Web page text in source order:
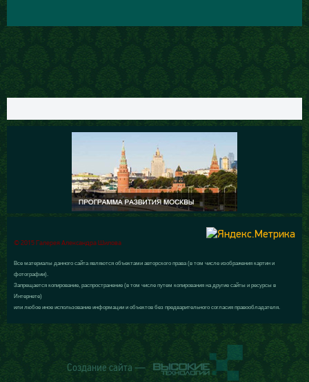
© 2015 Галерея Александра Шилова
Все материалы данного сайта являются объектами авторского права (в том числе изображения картин и
фотографии).
Запрещается копирование, распространение (в том числе путем копирования на другие сайты и ресурсы в
Интернете)
или любое иное использование информации и объектов без предварительного согласия правообладателя.
Создание сайта —